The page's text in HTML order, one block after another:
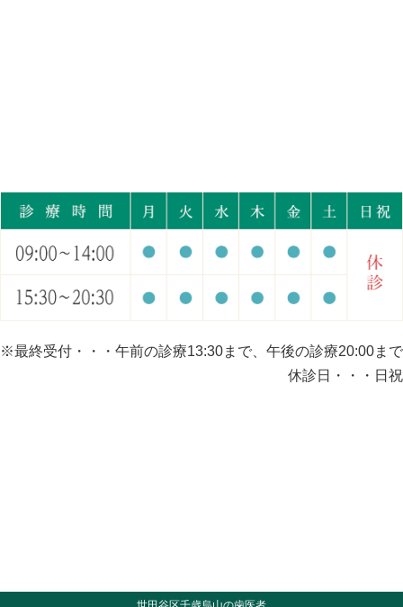
※最終受付・・・午前の診療13:30まで、午後の診療20:00まで
休診日・・・日祝